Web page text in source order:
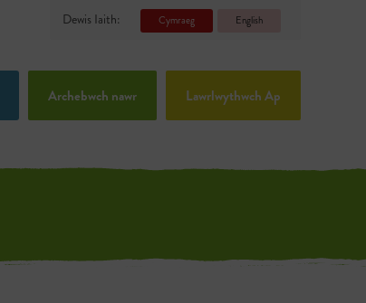
Dewis Iaith: Cymraeg English
Archebwch nawr Lawrlwythwch Ap